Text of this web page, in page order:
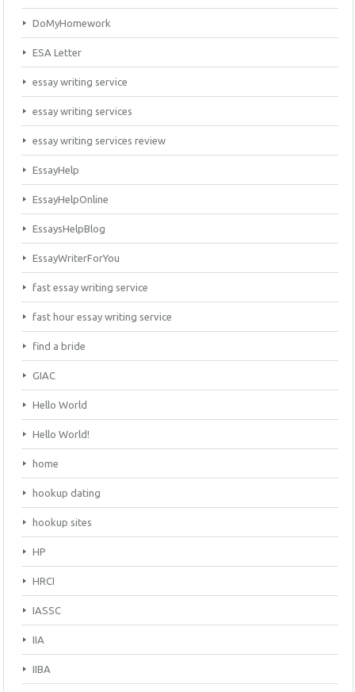
DoMyHomework
ESA Letter
essay writing service
essay writing services
essay writing services review
EssayHelp
EssayHelpOnline
EssaysHelpBlog
EssayWriterForYou
fast essay writing service
fast hour essay writing service
find a bride
GIAC
Hello World
Hello World!
home
hookup dating
hookup sites
HP
HRCI
IASSC
IIA
IIBA